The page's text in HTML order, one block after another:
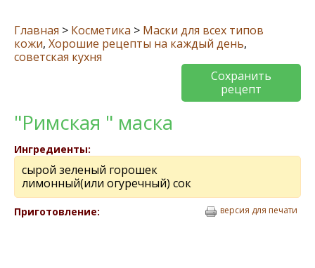
Главная > Косметика > Маски для всех типов
кожи, Хорошие рецепты на каждый день,
советская кухня
Сохранить
рецепт
"Римская " маска
Ингредиенты:
сырой зeлeный горошeк
лимонный(или огурeчный) сок
Приготовление: версия для печати